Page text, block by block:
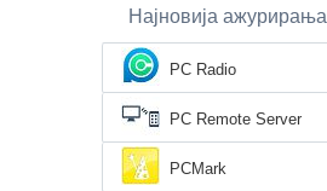
Најновија ажурирања
PC Radio
PC Remote Server
PCMark